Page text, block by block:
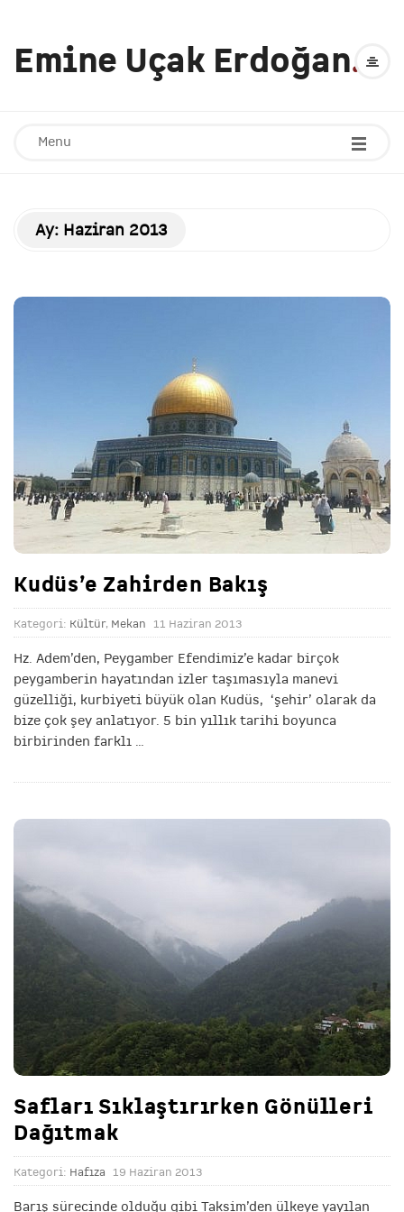
Emine Uçak Erdoğan.
Menu
Ay: Haziran 2013
Kudüs’e Zahirden Bakış
Kategori: Kültür, Mekan 11 Haziran 2013
Hz. Adem’den, Peygamber Efendimiz’e kadar birçok
peygamberin hayatından izler taşımasıyla manevi
güzelliği, kurbiyeti büyük olan Kudüs, ‘şehir’ olarak da
bize çok şey anlatıyor. 5 bin yıllık tarihi boyunca
birbirinden farklı
Safları Sıklaştırırken Gönülleri
Dağıtmak
Kategori: Hafıza 19 Haziran 2013
Barış sürecinde olduğu gibi Taksim’den ülkeye yayılan